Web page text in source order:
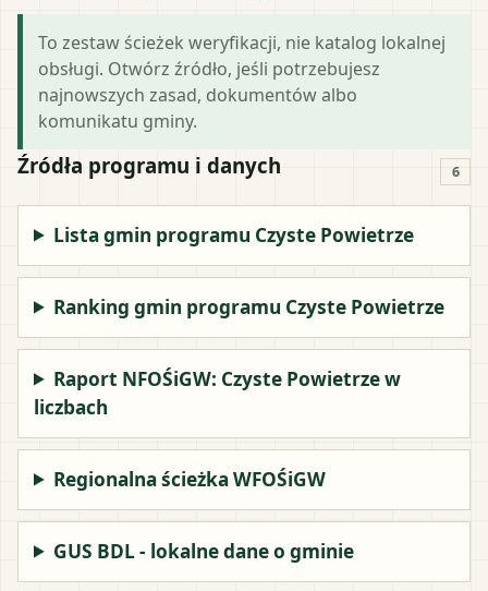
To zestaw ścieżek weryfikacji, nie katalog lokalnej
obsługi. Otwórz źródło, jeśli potrzebujesz
najnowszych zasad, dokumentów albo
komunikatu gminy.
Źródła programu i danych 6
Lista gmin programu Czyste Powietrze
Ranking gmin programu Czyste Powietrze
Raport NFOŚiGW: Czyste Powietrze w
liczbach
Regionalna ścieżka WFOŚiGW
GUS BDL - lokalne dane o gminie